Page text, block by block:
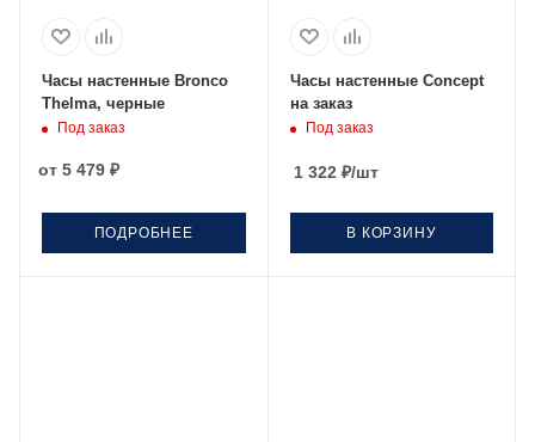
Часы настенные Bronco
Thelma, черные
Под заказ
от 5 479 ₽
ПОДРОБНЕЕ
Часы настенные Concept
на заказ
Под заказ
1 322 ₽/шт
В КОРЗИНУ